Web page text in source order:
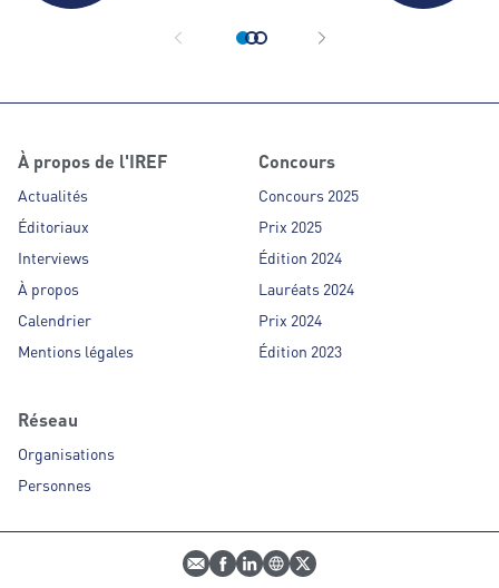
À propos de l'IREF
Actualités
Éditoriaux
Interviews
À propos
Calendrier
Mentions légales
Concours
Concours 2025
Prix 2025
Édition 2024
Lauréats 2024
Prix 2024
Édition 2023
Réseau
Organisations
Personnes
E-mailProfil Facebook
Profil LinkedIn
Site webProfil Twitter